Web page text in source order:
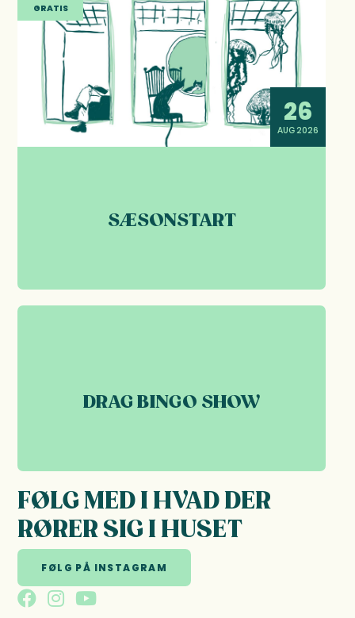
GRATIS
26
AUG 2026
SÆSONSTART
DRAG BINGO SHOW
FØLG MED I HVAD DER
RØRER SIG I HUSET
FØLG PÅ INSTAGRAM